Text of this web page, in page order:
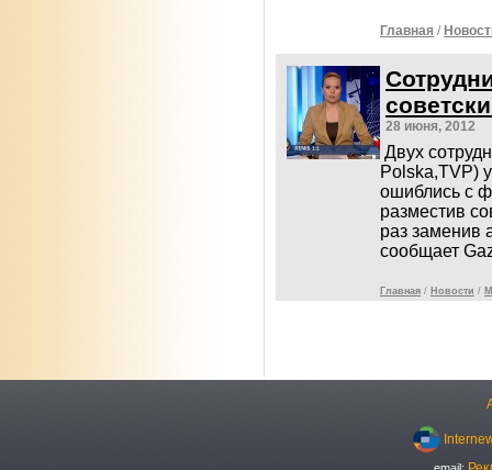
Главная /
28 июня, 2012
Двух
Polska,TVP)
ошиблись с
разместив
раз заменив
сообщает
Главная / Новости /